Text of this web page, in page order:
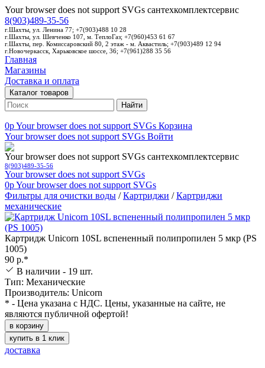
Your browser does not support SVGs сантехкомплектсервис
8(903)489-35-56
г.Шахты, ул. Ленина 77; +7(903)488 10 28
г.Шахты, ул. Шевченко 107, м. ТеплоГаз; +7(960)453 61 67
г.Шахты, пер. Комиссаровский 80, 2 этаж - м. Аквастиль; +7(903)489 12 94
г.Новочеркасск, Харьковское шоссе, 36; +7(961)288 35 56
Главная
Магазины
Доставка и оплата
Каталог товаров
Найти
0pYour browser does not support SVGs Корзина
Your browser does not support SVGs Войти
Your browser does not support SVGs сантехкомплектсервис
8(903)489-35-56
Your browser does not support SVGs
0pYour browser does not support SVGs
Фильтры для очистки воды /Картриджи /Картриджи
механические
Картридж Unicorn 10SL вспененный полипропилен 5 мкр (PS
1005)
90 р.*
В наличии - 19 шт.
Тип: Механические
Производитель: Unicorn
* - Цена указана с НДС. Цены, указанные на сайте, не
являются публичной офертой!
в корзину
купить в 1 клик
доставка